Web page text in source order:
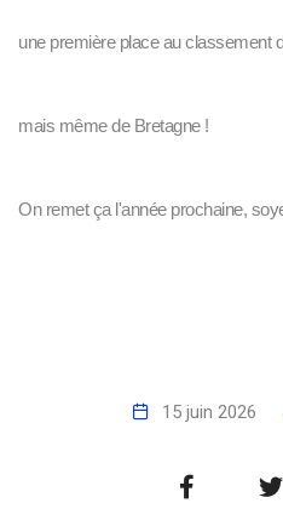
une première place au classement
mais même de Bretagne !
On remet ça l'année prochaine,
15 juin 2026